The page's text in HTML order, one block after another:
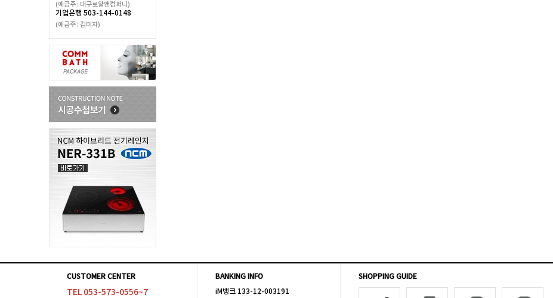
(예금주 : 대구로얄앤컴퍼니)
기업은행 503-144-0148
(예금주 : 김미자)
CUSTOMER CENTER
TEL 053-573-0556~7
BANKING INFO
iM뱅크 133-12-003191
SHOPPING GUIDE